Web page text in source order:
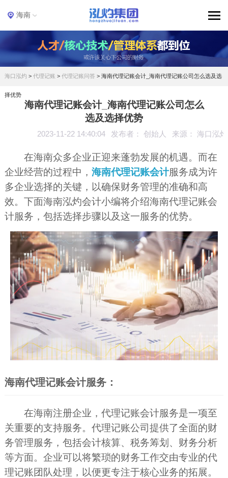
海南
海口泓灼 > 代理记账 > 代理记账问答 > 海南代理记账会计_海南代理记账公司怎么选及选
择优势
海南代理记账会计_海南代理记账公司怎么
选及选择优势
2023-11-22 14:40:04 发布者： 创始人 来源： 海口泓灼
在海南众多企业正迎来蓬勃发展的机遇。而在
企业经营的过程中， 海南代理记账会计服务成为许
多企业选择的关键，以确保财务管理的准确和高
效。下面海南泓灼会计小编将介绍海南代理记账会
计服务，包括选择步骤以及这一服务的优势。
海南代理记账会计服务：
在海南注册企业，代理记账会计服务是一项至
关重要的支持服务。代理记账公司提供了全面的财
务管理服务，包括会计核算、税务筹划、财务分析
等方面。企业可以将繁琐的财务工作交由专业的代
理记账团队处理，以便更专注于核心业务的拓展。